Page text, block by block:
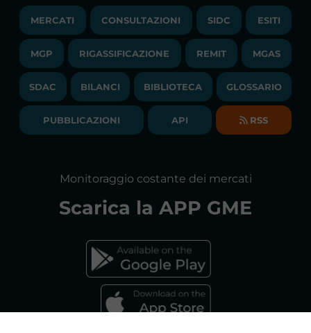
PUBBLICAZIONI
COMUNICATI/NEWS
NEWSLETTER
BILANCI DI ESERCIZIO
RELAZIONI ANNUALI
LAVORA CON NOI
CONTATTI
BANDI DI GARA E CONTRATTI
SOCIETA' TRASPARENTE
TRAYPORT M. ELETTRICO
LIQUIDITY PROVIDERS
BIBLIOTECA
GLOSSARIO
DICHIARAZIONE DI ACCESSIBILITÀ
FAQs MERCATO ELETTRICO
MERCATI CONSULTAZIONI SIDC ESITI
MGP RIGASSIFICAZIONE REMIT MGAS
SDAC BILANCI BIBLIOTECA GLOSSARIO
PUBBLICAZIONI API RSS
Monitoraggio costante dei mercati
Scarica la APP GME